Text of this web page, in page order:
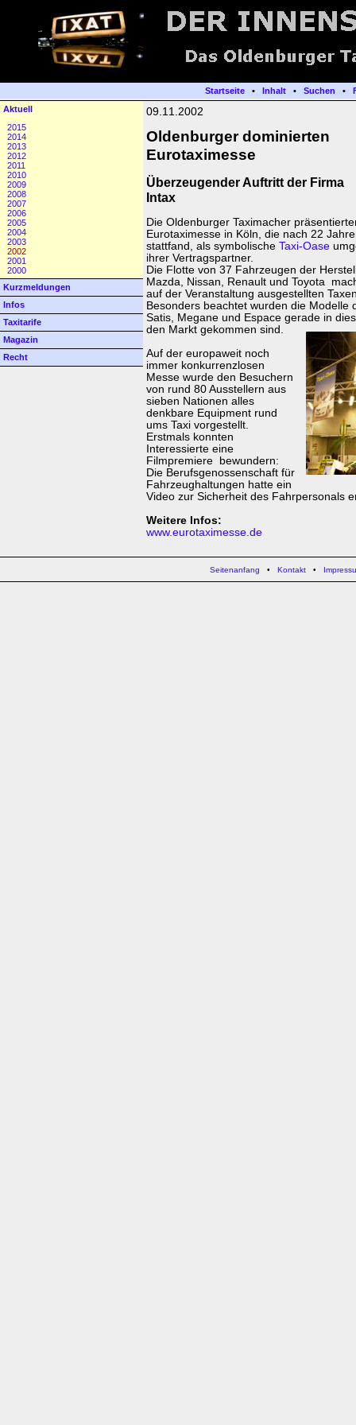
Startseite• Inhalt• Suchen •
Aktuell
2015
2014
2013
2012
2011
2010
2009
2008
2007
2006
2005
2004
2003
2002
2001
2000
Kurzmeldungen
Infos
Taxitarife
Magazin
Recht
09.11.2002
Oldenburger dominierten
Eurotaximesse
Überzeugender Auftritt der Firma
Intax
Die Oldenburger Taximacher
Eurotaximesse in Köln, die nach 22
stattfand, als symbolische Taxi-Oase
ihrer Vertragspartner.
Die Flotte von 37 Fahrzeugen der
Mazda, Nissan, Renault und Toyota
auf der Veranstaltung ausgestellten
Besonders beachtet wurden die
Satis, Megane und Espace gerade in
den Markt gekommen sind.
Auf der europaweit noch
immer konkurrenzlosen
Messe wurde den Besuchern
von rund 80 Ausstellern aus
sieben Nationen alles
denkbare Equipment rund
ums Taxi vorgestellt.
Erstmals konnten
Interessierte eine
Filmpremiere bewundern:
Die Berufsgenossenschaft für
Fahrzeughaltungen hatte ein
Video zur Sicherheit des Fahrpersonals
Weitere Infos:
www.eurotaximesse.de
Seitenanfang • Kontakt•